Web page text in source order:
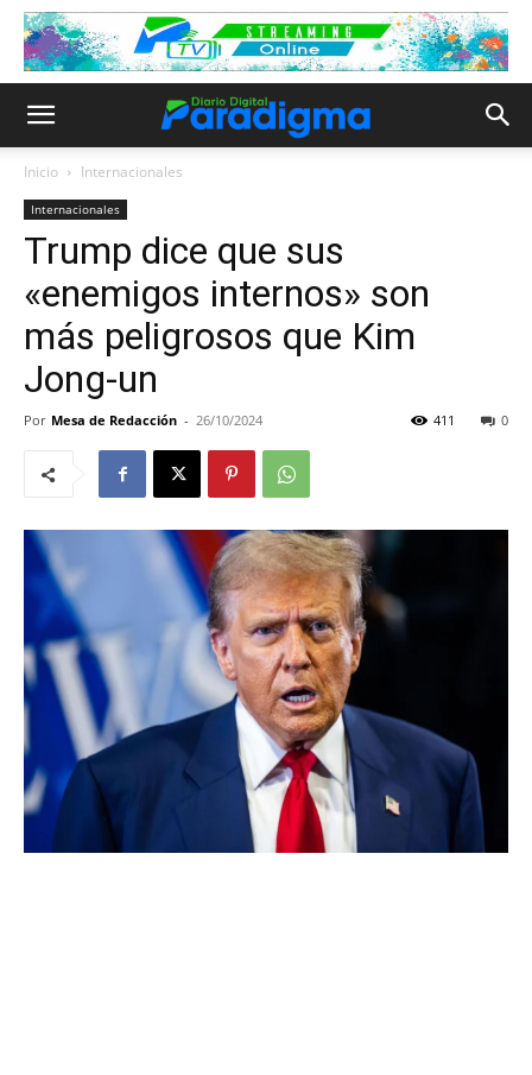
Inicio Internacionales
Internacionales
Trump dice que sus
«enemigos internos» son
más peligrosos que Kim
Jong-un
Por Mesa de Redacción - 26/10/2024 0
411